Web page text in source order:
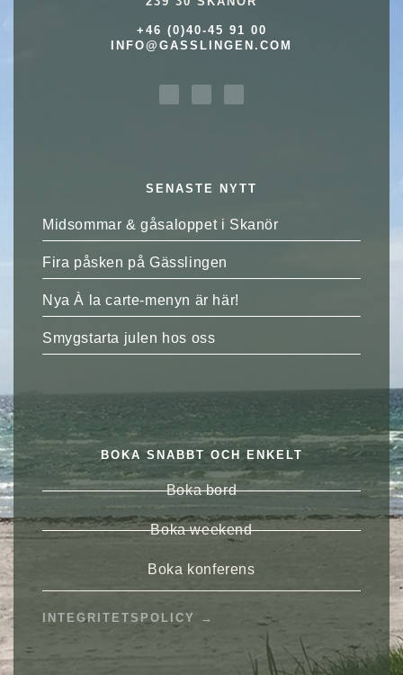
+46 (0)40-45 91 00
INFO@GASSLINGEN.COM
SENASTE NYTT
Midsommar & gåsaloppet i Skanör
Fira påsken på Gässlingen
Nya À la carte-menyn är här!
Smygstarta julen hos oss
BOKA SNABBT OCH ENKELT
Boka bord
Boka weekend
Boka konferens
INTEGRITETSPOLICY →